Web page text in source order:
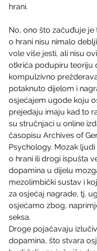
hrani.
No, ono što začuđuje je
o hrani nisu nimalo
vole više jesti, ali nisu
otkrića podupiru teoriju
kompulzivno
potaknuto dijelom i
osjećajem ugode koju
prejedaju imaju kad to
su stručnjaci u online
časopisu Archives of
Psychology. Mozak
o hrani ili drogi ispušta
dopamina u dijelu
mezolimbički sustav i
za osjećaj nagrade, tj.
osjećamo zbog,
seksa.
Droge pojačavaju
dopamina, što stvara